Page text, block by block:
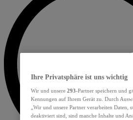
Ihre Privatsphäre ist uns wichtig
Wir und unsere 293-Partner speichern und
Kennungen auf Ihrem Gerät zu. Durch
„Wir und unsere Partner verarbeiten
deaktiviert sind, sind manche Inhalte und